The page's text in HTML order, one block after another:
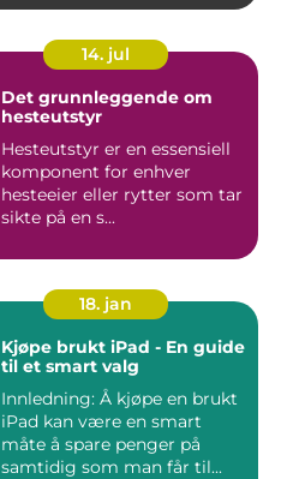
14. jul
Det grunnleggende om
hesteutstyr
Hesteutstyr er en essensiell
komponent for enhver
hesteeier eller rytter som tar
sikte på en s...
18. jan
Kjøpe brukt iPad - En guide
til et smart valg
Innledning: Å kjøpe en brukt
iPad kan være en smart
måte å spare penger på
samtidig som man får til...